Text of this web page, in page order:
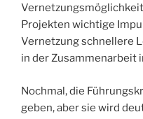
Projekten wichtige
Vernetzung schnellere
in der Zusammenarbeit
Nochmal, die
geben, aber sie wird